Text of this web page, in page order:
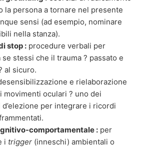
la persona a tornare nel presente
sensi (ad esempio, nominare
nella stanza).
stop : procedure verbali per
stessi che il trauma ? passato e
al sicuro.
e rielaborazione
movimenti oculari ? uno dei
per integrare i ricordi
comportamentale : per
i trigger (inneschi) ambientali o